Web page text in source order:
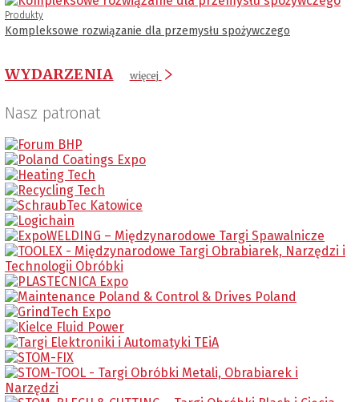
Produkty
Kompleksowe rozwiązanie dla przemysłu spożywczego
WYDARZENIA więcej
Nasz patronat